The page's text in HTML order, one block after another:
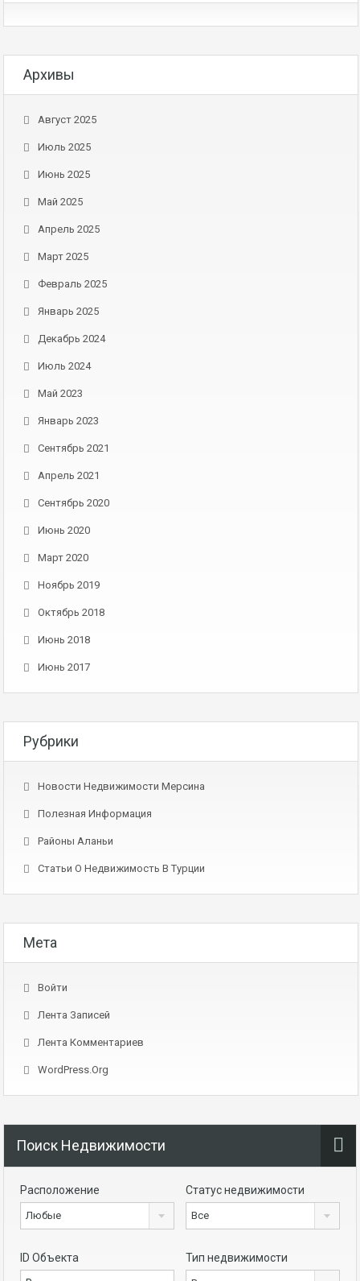
Архивы
Август 2025
Июль 2025
Июнь 2025
Май 2025
Апрель 2025
Март 2025
Февраль 2025
Январь 2025
Декабрь 2024
Июль 2024
Май 2023
Январь 2023
Сентябрь 2021
Апрель 2021
Сентябрь 2020
Июнь 2020
Март 2020
Ноябрь 2019
Октябрь 2018
Июнь 2018
Июнь 2017
Рубрики
Новости Недвижимости Мерсина
Полезная Информация
Районы Аланьи
Статьи О Недвижимость В Турции
Мета
Войти
Лента Записей
Лента Комментариев
WordPress.org
Поиск Недвижимости
Расположение
Любые
Статус недвижимости
Все
ID Объекта Тип недвижимости